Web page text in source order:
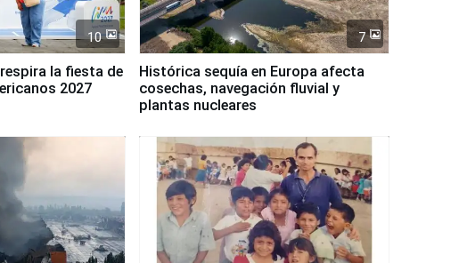
10
la fiesta de
2027
7
Histórica sequía en Europa afecta
cosechas, navegación fluvial y
plantas nucleares